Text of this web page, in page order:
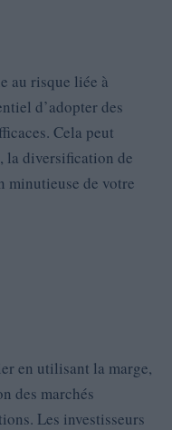
au risque liée à
d’adopter des
Cela peut
la diversification de
minutieuse de votre
en utilisant la marge,
des marchés
Les investisseurs